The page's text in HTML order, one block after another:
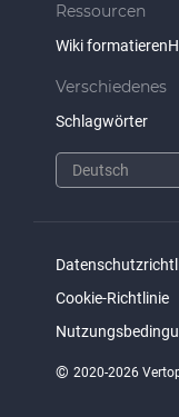
Ressourcen
Wiki formatieren
Verschiedenes
Schlagwörter
Cookie-Richtlinie
© 2020-2026